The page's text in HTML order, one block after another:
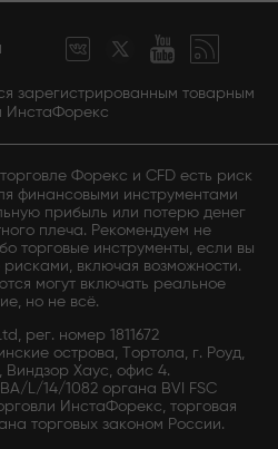
зарегистрированным товарным
ИнстаФорекс
Форекс и CFD есть риск
финансовыми инструментами
прибыль или потерю денег
плеча. Рекомендуем не
торговые инструменты, если вы
включая возможности.
могут включать реальное
но не всё.
рег. номер 1811672
острова, Тортола, г. Роуд,
Виндзор Хаус, офис 4.
L/14/1082 органа BVI FSC
ИнстаФорекс, торговая
торговых законом России.